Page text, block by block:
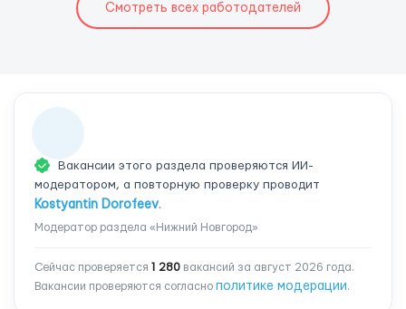
Смотреть всех работодателей
Вакансии этого раздела проверяются ИИ-
модератором, а повторную проверку проводит
Kostyantin Dorofeev.
Модератор раздела «Нижний Новгород»
Сейчас проверяется 1 280 вакансий за август 2026 года.
Вакансии проверяются согласно политике модерации.